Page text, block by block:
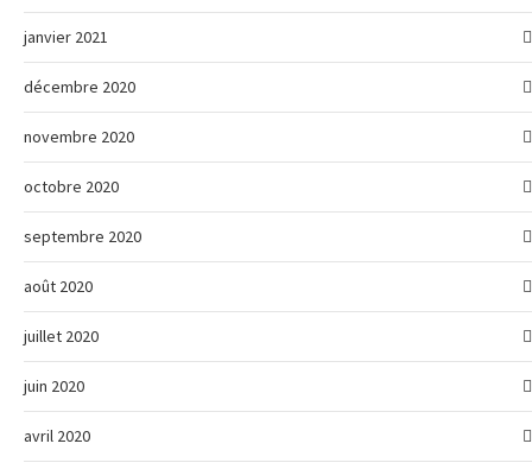
janvier 2021
décembre 2020
novembre 2020
octobre 2020
septembre 2020
août 2020
juillet 2020
juin 2020
avril 2020